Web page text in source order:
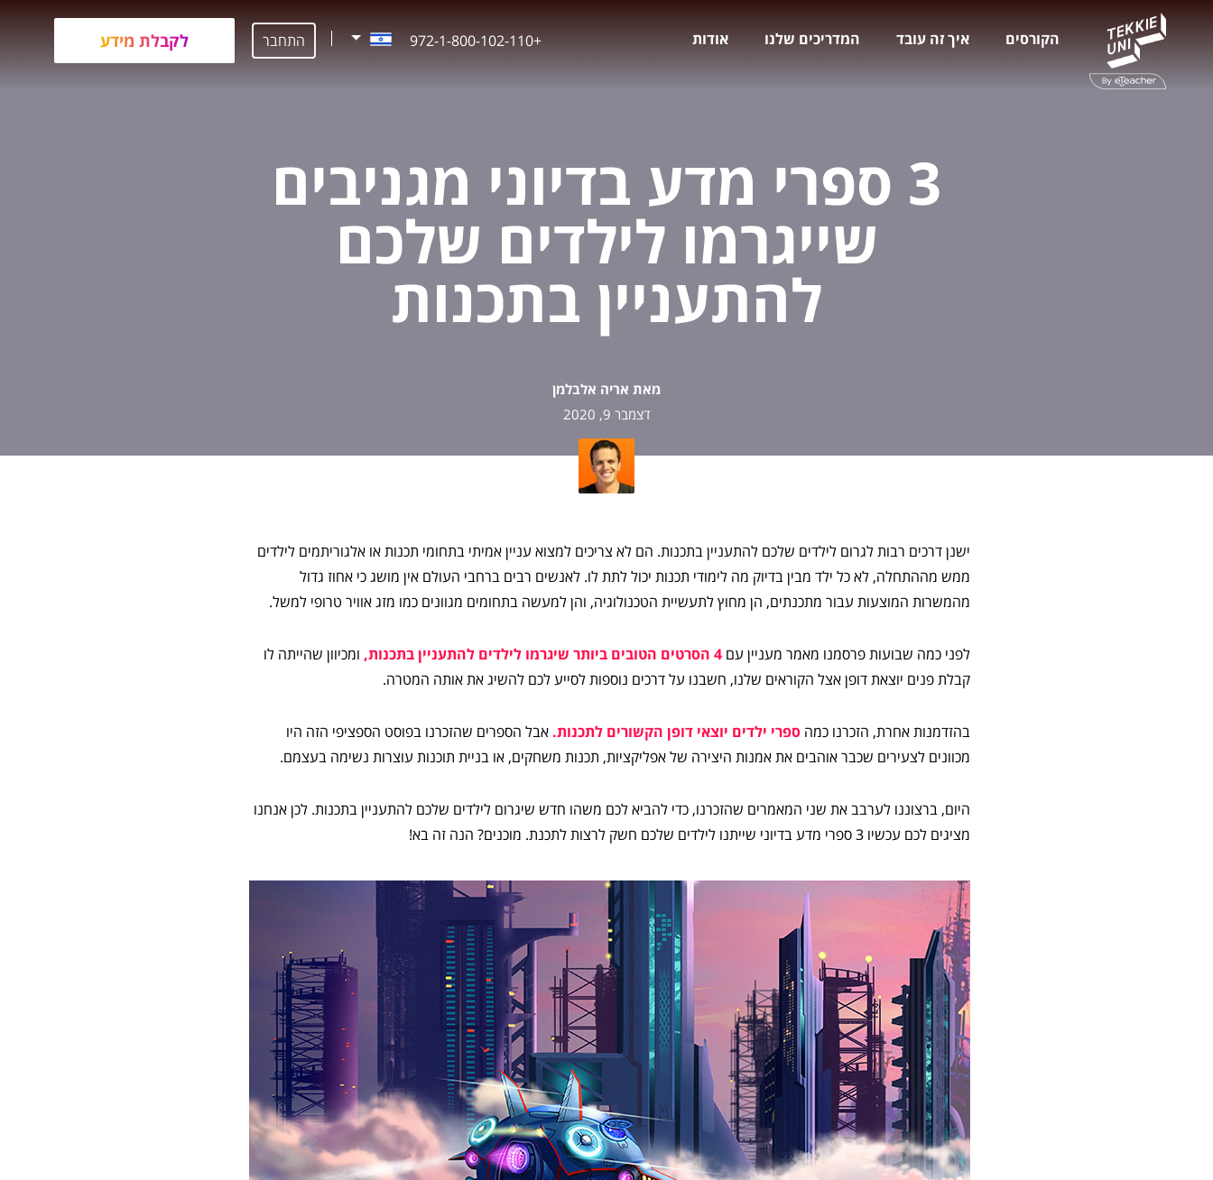
הקורסים איך זה עובד המדריכים שלנו אודות לקבלת מידע +972-1-800-102-110 התחבר
3 ספרי מדע בדיוני מגניבים
שייגרמו לילדים שלכם
להתעניין בתכנות
מאת אריה אלבלמן
דצמבר 9, 2020
ישנן דרכים רבות לגרום לילדים שלכם להתעניין בתכנות. הם לא צריכים למצוא עניין אמיתי בתחומי תכנות או אלגוריתמים לילדים
ממש מההתחלה, לא כל ילד מבין בדיוק מה לימודי תכנות יכול לתת לו. לאנשים רבים ברחבי העולם אין מושג כי אחוז גדול
מהמשרות המוצעות עבור מתכנתים, הן מחוץ לתעשיית הטכנולוגיה, והן למעשה בתחומים מגוונים כמו מזג אוויר טרופי למשל.
לפני כמה שבועות פרסמנו מאמר מעניין עם 4 הסרטים הטובים ביותר שיגרמו לילדים להתעניין בתכנות,
ומכיוון שהייתה לו
קבלת פנים יוצאת דופן אצל הקוראים שלנו, חשבנו על דרכים נוספות לסייע לכם להשיג את אותה המטרה.
בהזדמנות אחרת, הזכרנו כמה ספרי ילדים יוצאי דופן הקשורים לתכנות. אבל הספרים שהזכרנו בפוסט הספציפי הזה היו
מכוונים לצעירים שכבר אוהבים את אמנות היצירה של אפליקציות, תכנות משחקים, או בניית תוכנות עוצרות נשימה בעצמם.
היום, ברצוננו לערבב את שני המאמרים שהזכרנו, כדי להביא לכם משהו חדש שיגרום לילדים שלכם להתעניין בתכנות. לכן אנחנו
מציגים לכם עכשיו 3 ספרי מדע בדיוני שייתנו לילדים שלכם חשק לרצות לתכנת. מוכנים? הנה זה בא!